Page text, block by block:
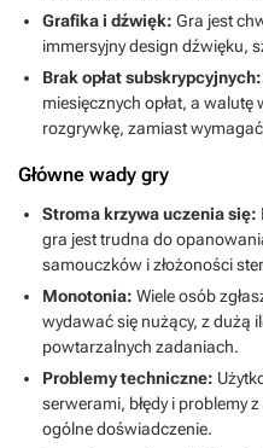
Grafika i dźwięk: Gra jest
immersyjny design dźwięku,
Brak opłat subskrypcyjnych:
miesięcznych opłat, a
rozgrywkę, zamiast
Główne wady gry
Stroma krzywa uczenia się:
gra jest trudna do
samouczków i złożoności
Monotonia: Wiele osób
wydawać się nużący, z dużą
powtarzalnych zadaniach.
Problemy techniczne:
serwerami, błędy i problemy
ogólne doświadczenie.